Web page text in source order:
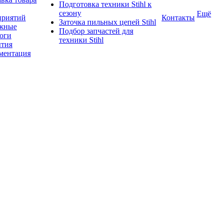
Подготовка техники Stihl к
сезону
Заточка пильных цепей Stihl
Подбор запчастей для
техники Stihl
Контакты Ещё